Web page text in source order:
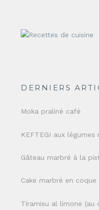
DERNIERS
Moka praliné café
KEFTEGI aux
Gâteau marbré à la
Cake marbré en
Tiramisu al limone (au